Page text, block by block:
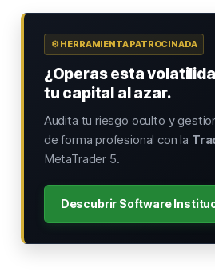
⚙️ HERRAMIENTA PATROCINADA
¿Operas esta
tu capital al azar.
Audita tu riesgo oculto y
de forma profesional con la
MetaTrader 5.
Descubrir Software